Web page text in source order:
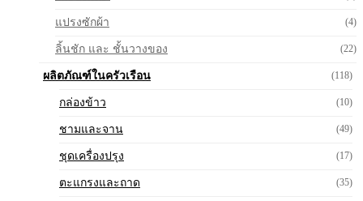
แปรงซักผ้า (4)
ลิ้นชัก และ ชั้นวางของ (22)
ผลิตภัณฑ์ในครัวเรือน (118)
กล่องข้าว (10)
ชามและจาน (49)
ชุดเครื่องปรุง (17)
ตะแกรงและถาด (35)